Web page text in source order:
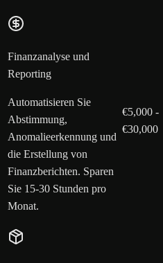
Finanzanalyse und
Reporting
Automatisieren Sie
Abstimmung,
Anomalieerkennung und
die Erstellung von
Finanzberichten. Sparen
Sie 15-30 Stunden pro
Monat.
€5,000 -
€30,000